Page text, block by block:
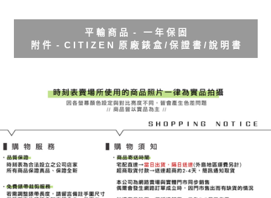
平 輸 商 品 - 一 年 保 固
附 件 - C I T I Z E N 原 廠 錶 盒 / 保 證 書 / 說 明 書